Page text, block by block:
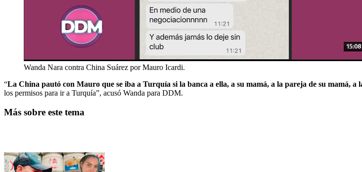
Wanda Nara contra China Suárez por Mauro Icardi.
“La China pautó con Mauro que se iba a Turquía si la banca a ella, a su mamá, a la pareja de su mamá, a
los permisos para ir a Turquía”, acusó Wanda para DDM.
Más sobre este tema